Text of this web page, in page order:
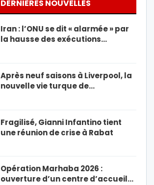
DERNIÈRES NOUVELLES
Iran : l’ONU se dit « alarmée » par
la hausse des exécutions…
Après neuf saisons à Liverpool, la
nouvelle vie turque de…
Fragilisé, Gianni Infantino tient
une réunion de crise à Rabat
Opération Marhaba 2026 :
ouverture d’un centre d’accueil…